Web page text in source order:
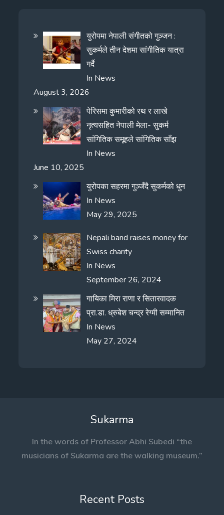
युरोपमा नेपाली संगीतको गुञ्जन :
सुकर्मले तीन देशमा सांगीतिक यात्रा
गर्दै
In News
August 3, 2026
पेरिसमा कुमारीको रथ र लाखे
नृत्यसहित नेपाली मेला- सुकर्म
सांगितिक समूहले सांगितिक साँझ
In News
June 10, 2025
युरोपका सहरमा गुञ्जँदै सुकर्मको धुन
In News
May 29, 2025
Nepali band raises money for
Swiss charity
In News
September 26, 2024
गायिका मिरा राणा र सितारवादक
प्रा.डा. ध्रुबेश चन्द्र रेग्मी सम्मानित
In News
May 27, 2024
Sukarma
In the words of Professor Abhi Subedi “the
musicians of Sukarma are the walking museum.”
Recent Posts